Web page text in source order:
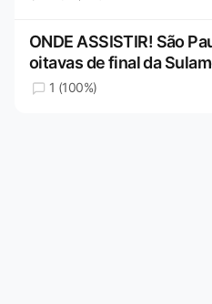
ONDE ASSISTIR! São
oitavas de final da
1 (100%)